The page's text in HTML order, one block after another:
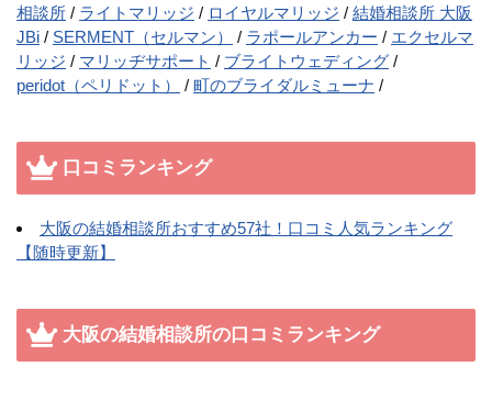
相談所
ライトマリッジ ロイヤルマリッジ
結婚相談所 大阪
JBi
SERMENT（セルマン） ラポールアンカー
エクセルマ
リッジ
マリッヂサポート
ブライトウェディング
peridot（ペリドット）
町のブライダルミューナ
口コミランキング
大阪の結婚相談所おすすめ57社！口コミ人気ランキング
【随時更新】
大阪の結婚相談所の口コミランキング